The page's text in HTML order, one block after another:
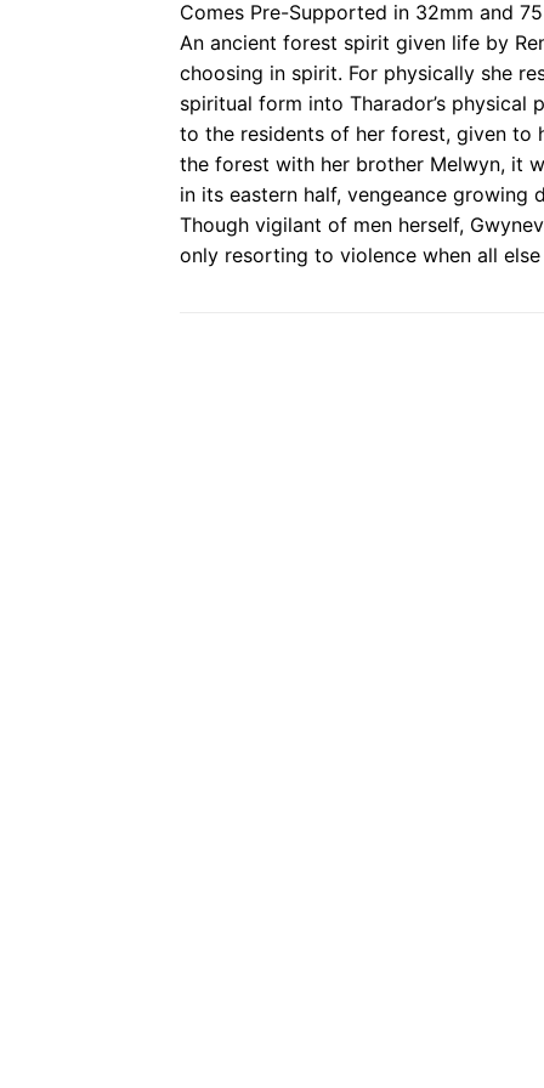
Comes Pre-Supported in 32mm and
An ancient forest spirit given life by
choosing in spirit. For physically she
spiritual form into Tharador’s physical
to the residents of her forest, given to
the forest with her brother Melwyn, it
in its eastern half, vengeance growing
Though vigilant of men herself,
only resorting to violence when all